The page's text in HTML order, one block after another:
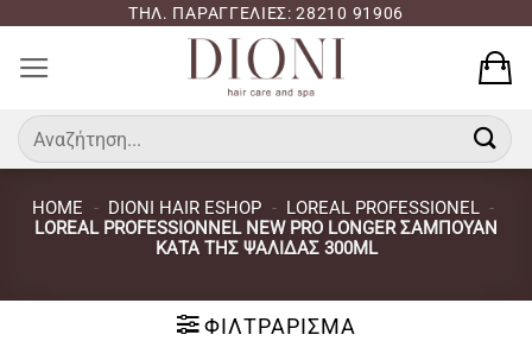
περιεχόμενο
ΤΗΛ. ΠΑΡΑΓΓΕΛΙΕΣ: 28210 91906
Αναζήτηση
για:
HOME - DIONI HAIR ESHOP - LOREAL PROFESSIONEL -
LOREAL PROFESSIONNEL NEW PRO LONGER ΣΑΜΠΟΥΆΝ
ΚΑΤΆ ΤΗΣ ΨΑΛΊΔΑΣ 300ML
ΦΙΛΤΡΆΡΙΣΜΑ